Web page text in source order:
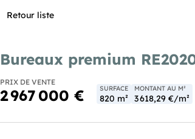
Retour liste
Bureaux premium
PRIX DE VENTE
2 967 000 € SURFACE
820 m²
MONTANT AU M²
3 618,29 €/m²